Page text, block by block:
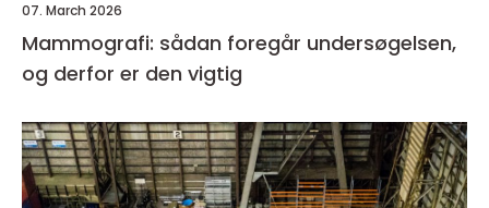
07. March 2026
Mammografi: sådan foregår undersøgelsen,
og derfor er den vigtig